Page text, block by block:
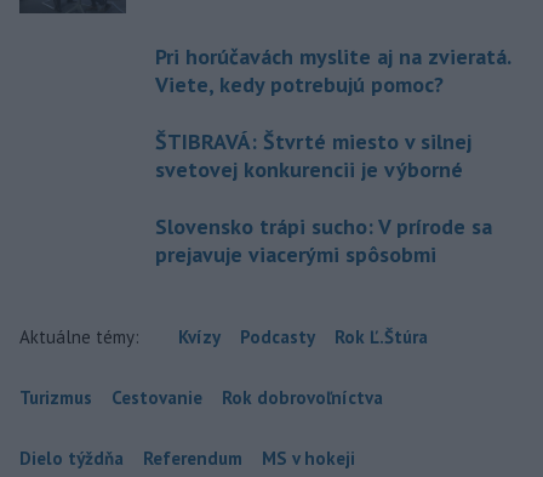
Pri horúčavách myslite aj na zvieratá.
Viete, kedy potrebujú pomoc?
ŠTIBRAVÁ: Štvrté miesto v silnej
svetovej konkurencii je výborné
Slovensko trápi sucho: V prírode sa
prejavuje viacerými spôsobmi
Aktuálne témy: Kvízy Podcasty Rok Ľ.Štúra
Turizmus Cestovanie Rok dobrovoľníctva
Dielo týždňa Referendum MS v hokeji